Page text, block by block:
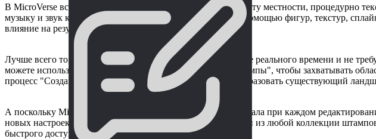
В MicroVerse все - это штамп, который может изменять высоту местности, процедурно
музыку и звук к сцене. Области могут быть определены с помощью фигур, текстур,
влияние на результат.
Лучше всего то, что каждая операция выполняется в режиме реального времени и не
можете использовать функцию "Копировать/ вставлять штампы", чтобы захватывать
процесс "Создавать из существующей сцены", чтобы преобразовать существующий
А поскольку MicroVerse восстанавливает сцену с самого начала при каждом
новых настроек. Кроме того, вы можете создавать заготовки из любой коллекции
быстрого доступа.